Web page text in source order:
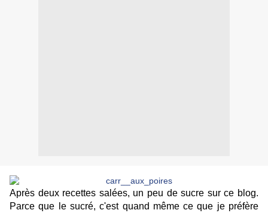
Après deux recettes salées, un peu de sucre sur ce blog.
Parce que le sucré, c'est quand même ce que je préfère